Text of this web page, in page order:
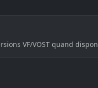
VF/VOST quand